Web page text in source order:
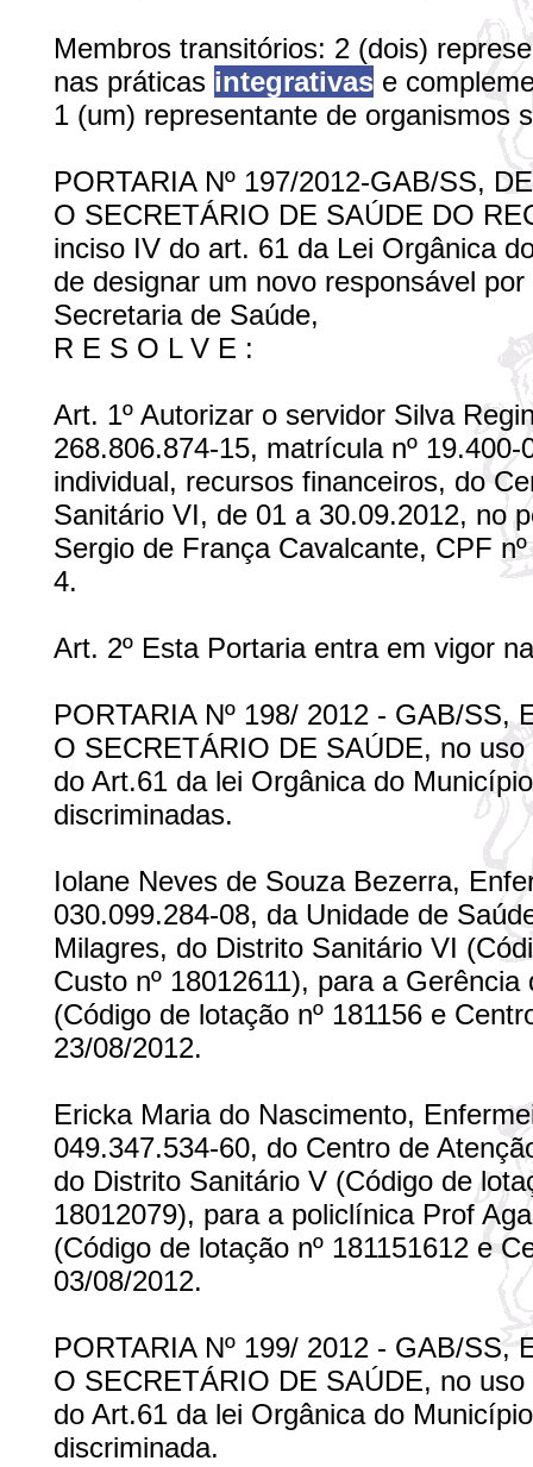
Membros transitórios: 2 (dois)
nas práticas integrativas e
1 (um) representante de organismos
PORTARIA Nº 197/2012-GAB/SS,
O SECRETÁRIO DE SAÚDE DO
inciso IV do art. 61 da Lei Orgânica
de designar um novo responsável
Secretaria de Saúde,
R E S O L V E :
Art. 1º Autorizar o servidor Silva
268.806.874-15, matrícula nº
individual, recursos financeiros, do
Sanitário VI, de 01 a 30.09.2012, no
Sergio de França Cavalcante, CPF
4.
Art. 2º Esta Portaria entra em vigor
PORTARIA Nº 198/ 2012 - GAB/SS,
O SECRETÁRIO DE SAÚDE, no
do Art.61 da lei Orgânica do
discriminadas.
Iolane Neves de Souza Bezerra,
030.099.284-08, da Unidade de
Milagres, do Distrito Sanitário VI
Custo nº 18012611), para a
(Código de lotação nº 181156 e
23/08/2012.
Ericka Maria do Nascimento,
049.347.534-60, do Centro de
do Distrito Sanitário V (Código de
18012079), para a policlínica Prof
(Código de lotação nº 181151612 e
03/08/2012.
PORTARIA Nº 199/ 2012 - GAB/SS,
O SECRETÁRIO DE SAÚDE, no
do Art.61 da lei Orgânica do
discriminada.